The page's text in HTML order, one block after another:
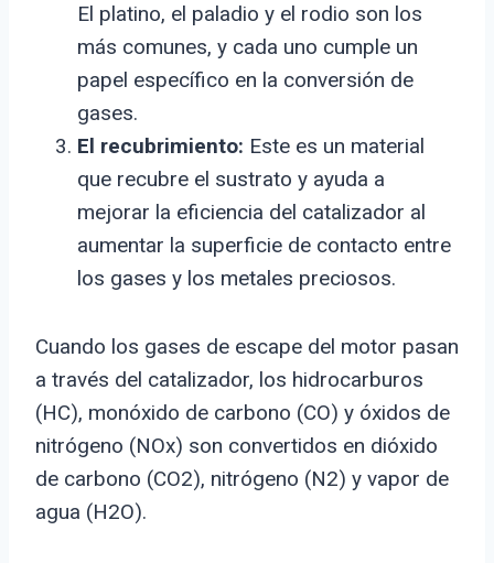
El platino, el paladio y el rodio son los
más comunes, y cada uno cumple un
papel específico en la conversión de
gases.
El recubrimiento: Este es un material
que recubre el sustrato y ayuda a
mejorar la eficiencia del catalizador al
aumentar la superficie de contacto entre
los gases y los metales preciosos.
Cuando los gases de escape del motor pasan
a través del catalizador, los hidrocarburos
(HC), monóxido de carbono (CO) y óxidos de
nitrógeno (NOx) son convertidos en dióxido
de carbono (CO2), nitrógeno (N2) y vapor de
agua (H2O).